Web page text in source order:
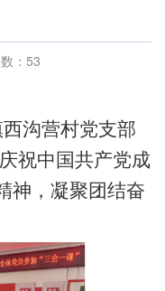
： 53
西沟营村党支部
祝中国共产党成
神，凝聚团结奋